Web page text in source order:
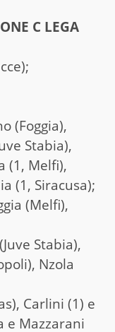
C LEGA
(Foggia),
Stabia),
(1, Melfi),
(1, Siracusa);
(Melfi),
Stabia),
Nzola
Carlini (1) e
e Mazzarani